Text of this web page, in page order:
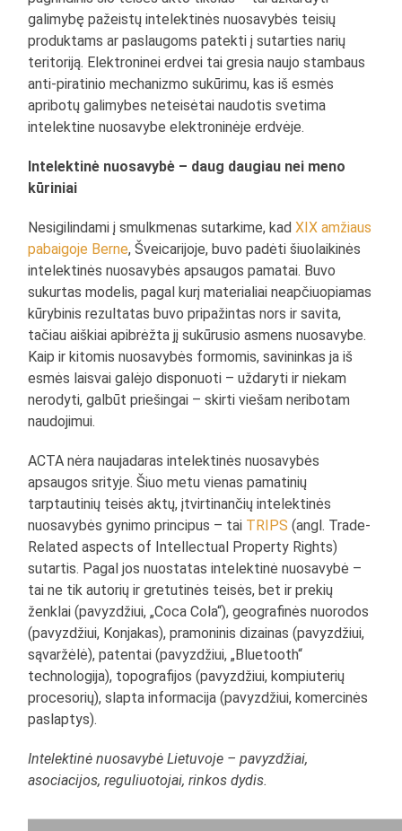
galimybę pažeistų intelektinės nuosavybės teisių
produktams ar paslaugoms patekti į sutarties narių
teritoriją. Elektroninei erdvei tai gresia naujo stambaus
anti-piratinio mechanizmo sukūrimu, kas iš esmės
apribotų galimybes neteisėtai naudotis svetima
intelektine nuosavybe elektroninėje erdvėje.
Intelektinė nuosavybė – daug daugiau nei meno
kūriniai
Nesigilindami į smulkmenas sutarkime, kadXIX amžiaus
pabaigoje Berne, Šveicarijoje, buvo padėti šiuolaikinės
intelektinės nuosavybės apsaugos pamatai. Buvo
sukurtas modelis, pagal kurį materialiai neapčiuopiamas
kūrybinis rezultatas buvo pripažintas nors ir savita,
tačiau aiškiai apibrėžta jį sukūrusio asmens nuosavybe.
Kaip ir kitomis nuosavybės formomis, savininkas ja iš
esmės laisvai galėjo disponuoti – uždaryti ir niekam
nerodyti, galbūt priešingai – skirti viešam neribotam
naudojimui.
ACTA nėra naujadaras intelektinės nuosavybės
apsaugos srityje. Šiuo metu vienas pamatinių
tarptautinių teisės aktų, įtvirtinančių intelektinės
nuosavybės gynimo principus – tai TRIPS (angl. Trade-
Related aspects of Intellectual Property Rights)
sutartis. Pagal jos nuostatas intelektinė nuosavybė –
tai ne tik autorių ir gretutinės teisės, bet ir prekių
ženklai (pavyzdžiui, „Coca Cola“), geografinės nuorodos
(pavyzdžiui, Konjakas), pramoninis dizainas (pavyzdžiui,
sąvaržėlė), patentai (pavyzdžiui, „Bluetooth“
technologija), topografijos (pavyzdžiui, kompiuterių
procesorių), slapta informacija (pavyzdžiui, komercinės
paslaptys).
Intelektinė nuosavybė Lietuvoje – pavyzdžiai,
asociacijos, reguliuotojai, rinkos dydis.